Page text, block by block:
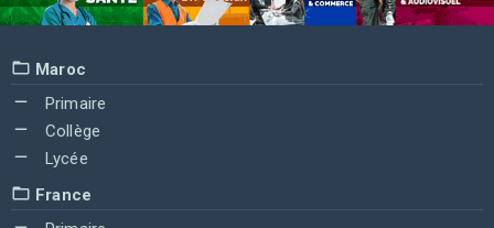
Maroc
Primaire
Collège
Lycée
France